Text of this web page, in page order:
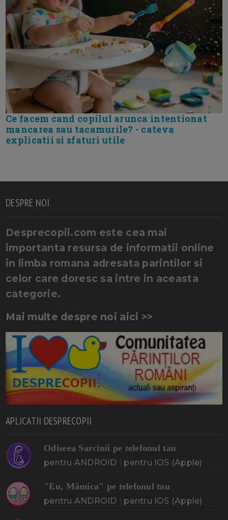
Ce facem cand copilul arunca intentionat
mancarea sau tacamurile? - cateva
explicatii si sfaturi utile
DESPRE NOI
Desprecopii.com este cea mai
importanta resursa de informatii online
in limba romana adresata parintilor si
celor care doresc sa intre in aceasta
categorie.
Mai multe despre noi aici >>
APLICATII DESPRECOPII
Odiseea Sarcinii pe telefonul tau
pentru ANDROID | pentru IOS (Apple)
"Eu, Mămica" pe telefonul tau
pentru ANDROID | pentru IOS (Apple)